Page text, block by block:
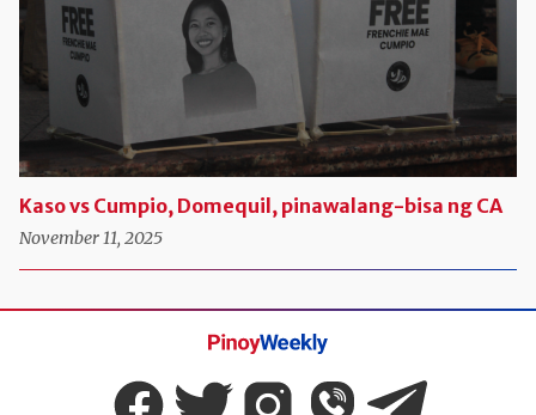
Kaso vs Cumpio, Domequil, pinawalang-bisa ng CA
November 11, 2025
Pinoy
Weekly